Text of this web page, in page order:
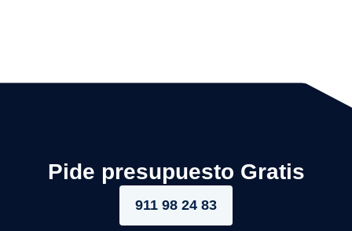
Pide presupuesto Gratis
911 98 24 83